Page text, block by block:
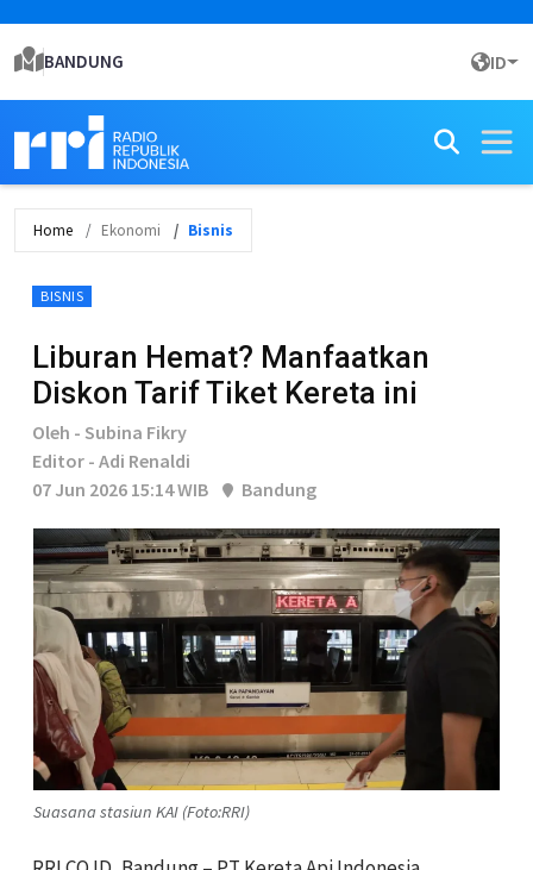
BANDUNG ID
Home Ekonomi Bisnis
BISNIS
Liburan Hemat? Manfaatkan
Diskon Tarif Tiket Kereta ini
Oleh - Subina Fikry
Editor - Adi Renaldi
07 Jun 2026 15:14 WIB
Bandung
Suasana stasiun KAI (Foto:RRI)